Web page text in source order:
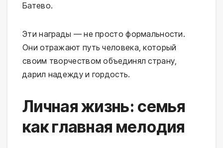
Батево.
Эти награды — не просто формальности.
Они отражают путь человека, который
своим творчеством объединял страну,
дарил надежду и гордость.
Личная жизнь: семья
как главная мелодия